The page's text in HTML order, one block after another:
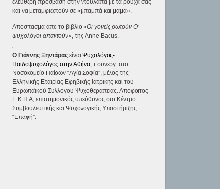
ελεύθερη πρόσβαση στην ντουλάπα με τα ρούχα σας
και να μεταμφιεστούν σε «μπαμπά και μαμά».
Απόσπασμα από το βιβλίο «Οι γονείς ρωτούν Οι
ψυχολόγοι απαντούν» , της Anne Bacus.
Ο Γιάννης ΞηντάραςείναιΨυχολόγος-
Παιδοψυχολόγος στην Αθήνα, τ.συνεργ. στο
Νοσοκομείο Παίδων “Αγία Σοφία”, μέλος της
Ελληνικής Εταιρίας Εφηβικής Ιατρικής και του
Ευρωπαϊκού Συλλόγου Ψυχοθεραπείας. Απόφοιτος
Ε.Κ.Π.Α, επιστημονικός υπεύθυνος στο Κέντρο
Συμβουλευτικής και Ψυχολογικής Υποστήριξης
“Επαφή”.